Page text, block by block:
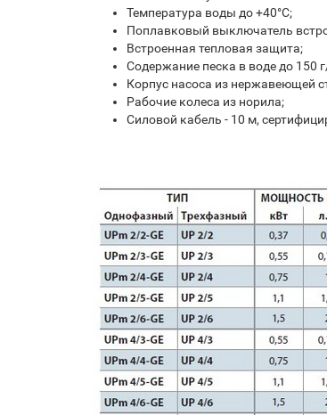
Температура воды до +40°С;
Поплавковый выключатель
Встроенная тепловая защита;
Содержание песка в воде до 150
Корпус насоса из нержавеющей
Рабочие колеса из норила;
Силовой кабель - 10 м,